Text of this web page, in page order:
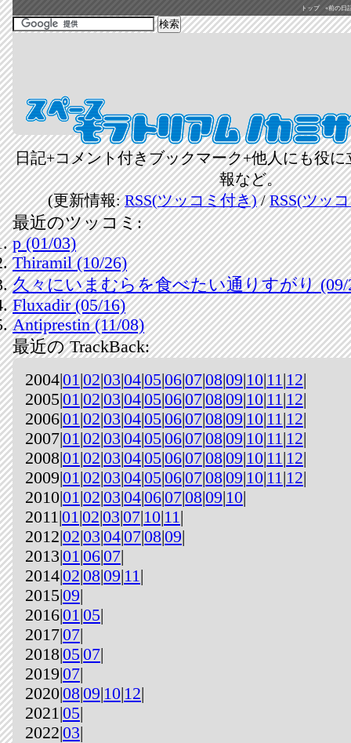
トップ «前の日
日記+コメント付きブックマーク+他人にも役
報など。
(更新情報:RSS(ツッコミ付き)/RSS(ツッ
最近のツッコミ:
p (01/03)
Thiramil (10/26)
久々にいまむらを食べたい通りすがり (09/
Fluxadir (05/16)
Antiprestin (11/08)
最近の TrackBack:
2004|01|02|03|04|05|06|07|08|09|10|11|12|
2005|01|02|03|04|05|06|07|08|09|10|11|12|
2006|01|02|03|04|05|06|07|08|09|10|11|12|
2007|01|02|03|04|05|06|07|08|09|10|11|12|
2008|01|02|03|04|05|06|07|08|09|10|11|12|
2009|01|02|03|04|05|06|07|08|09|10|11|12|
2010|01|02|03|04|06|07|08|09|10|
2011|01|02|03|07|10|11|
2012|02|03|04|07|08|09|
2013|01|06|07|
2014|02|08|09|11|
2015|09|
2016|01|05|
2017|07|
2018|05|07|
2019|07|
2020|08|09|10|12|
2021|05|
2022|03|